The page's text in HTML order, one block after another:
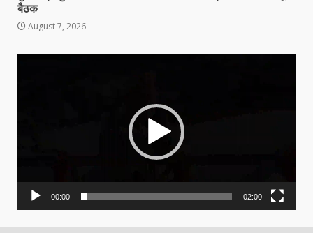
बैठक
August 7, 2026
00:00 02:00